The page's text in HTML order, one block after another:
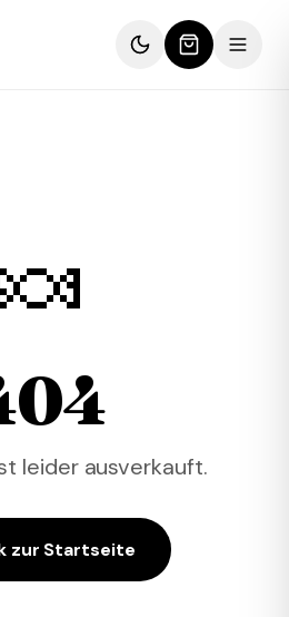
leider ausverkauft.
zur Startseite